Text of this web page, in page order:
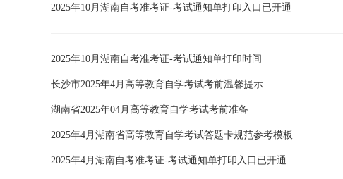
2025年10月湖南自考准考证-考试通知单打印入口已开通
2025年10月湖南自考准考证-考试通知单打印时间
长沙市2025年4月高等教育自学考试考前温馨提示
湖南省2025年04月高等教育自学考试考前准备
2025年4月湖南省高等教育自学考试答题卡规范参考模板
2025年4月湖南自考准考证-考试通知单打印入口已开通